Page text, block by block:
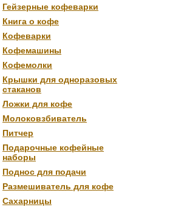
Гейзерные кофеварки
Книга о кофе
Кофеварки
Кофемашины
Кофемолки
Крышки для одноразовых
стаканов
Ложки для кофе
Молоковзбиватель
Питчер
Подарочные кофейные
наборы
Поднос для подачи
Размешиватель для кофе
Сахарницы